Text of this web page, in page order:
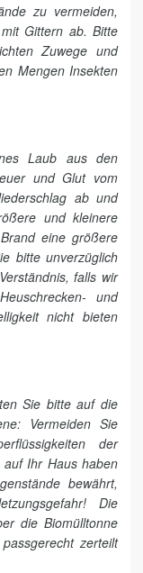
zu vermeiden,
Gittern ab. Bitte
Zuwege und
Mengen Insekten
Laub aus den
und Glut vom
ab und
und kleinere
eine größere
bitte unverzüglich
falls wir
und
nicht bieten
Sie bitte auf die
Vermeiden Sie
der
auf Ihr Haus haben
bewährt,
Die
die Biomülltonne
zerteilt